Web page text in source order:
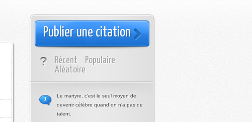
Publier une citation
Récent
Populaire
Aléatoire
Le martyre, c’est le seul moyen de
devenir célèbre quand on n’a pas de
talent.
1